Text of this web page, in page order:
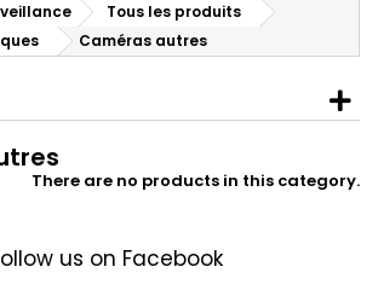
Tous les produits
Caméras autres
There are no products in this category.
us on Facebook